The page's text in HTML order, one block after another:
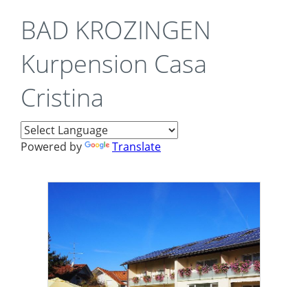
BAD KROZINGEN
Kurpension Casa
Cristina
Powered by Translate